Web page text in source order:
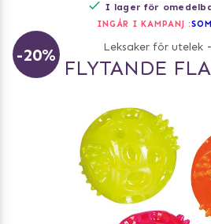
I lager för
INGÅR I KAMPANJ :
-20% Leksaker för utelek -
FLYTANDE